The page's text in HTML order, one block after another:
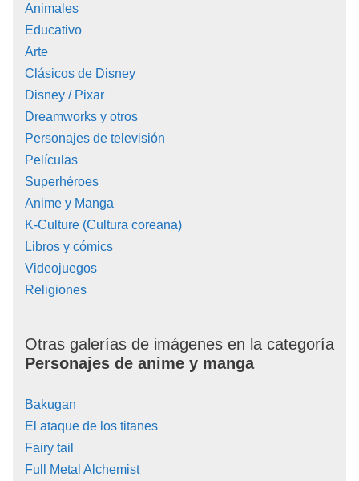
Animales
Educativo
Arte
Clásicos de Disney
Disney / Pixar
Dreamworks y otros
Personajes de televisión
Películas
Superhéroes
Anime y Manga
K-Culture (Cultura coreana)
Libros y cómics
Videojuegos
Religiones
Otras galerías de imágenes en la categoría
Personajes de anime y manga
Bakugan
El ataque de los titanes
Fairy tail
Full Metal Alchemist